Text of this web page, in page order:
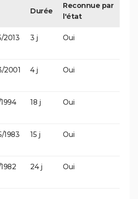
Durée
Reconnue par
l'état
2013 3 j Oui
2001 4 j Oui
18 j Oui
1983 15 j Oui
24 j Oui